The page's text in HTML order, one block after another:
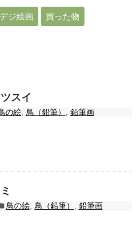
デジ絵画 買った物
スイ
の絵, 鳥（鉛筆） , 鉛筆画
鳥の絵, 鳥（鉛筆） , 鉛筆画